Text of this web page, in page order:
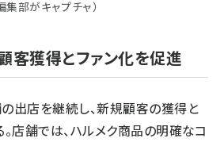
集部がキャプチャ）
客獲得とファン化を促進
出店を継続し、新規顧客の獲得と
店舗では、ハルメク商品の明確なコ